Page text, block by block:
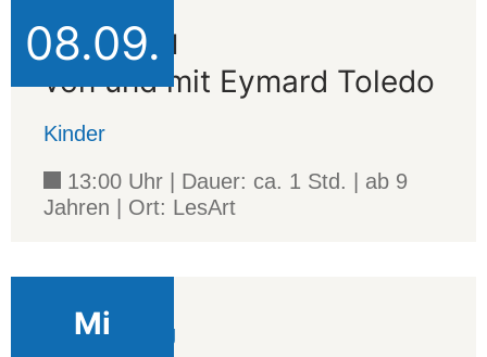
08.09.
Kayabu
von und mit Eymard Toledo
Kinder
13:00 Uhr | Dauer: ca. 1 Std. | ab 9
Jahren | Ort: LesArt
Mi
Veranstaltung